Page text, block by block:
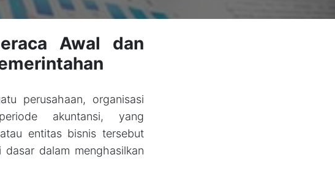
Awal dan
perusahaan, organisasi
akuntansi, yang
entitas bisnis tersebut
dalam menghasilkan